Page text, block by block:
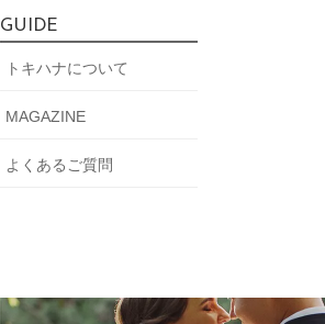
GUIDE
トキハナについて
MAGAZINE
よくあるご質問